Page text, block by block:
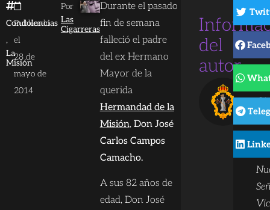
Condolencias
,
La
Misión
Publicado
el
28 de
mayo de
2014
Por
Las
Cigarreras
Durante el pasado
fin de semana
falleció el padre
del ex Hermano
Mayor de la
querida
Hermandad de la
Misión, Don José
Carlos Campos
Camacho.
A sus 82 años de
edad, Don José
del
autor